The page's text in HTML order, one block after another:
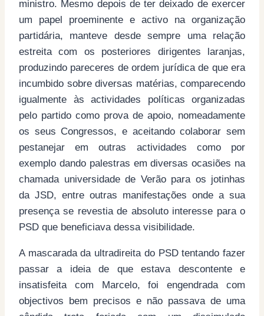
ministro. Mesmo depois de ter deixado de exercer
um papel proeminente e activo na organização
partidária, manteve desde sempre uma relação
estreita com os posteriores dirigentes laranjas,
produzindo pareceres de ordem jurídica de que era
incumbido sobre diversas matérias, comparecendo
igualmente às actividades políticas organizadas
pelo partido como prova de apoio, nomeadamente
os seus Congressos, e aceitando colaborar sem
pestanejar em outras actividades como por
exemplo dando palestras em diversas ocasiões na
chamada universidade de Verão para os jotinhas
da JSD, entre outras manifestações onde a sua
presença se revestia de absoluto interesse para o
PSD que beneficiava dessa visibilidade.
A mascarada da ultradireita do PSD tentando fazer
passar a ideia de que estava descontente e
insatisfeita com Marcelo, foi engendrada com
objectivos bem precisos e não passava de uma